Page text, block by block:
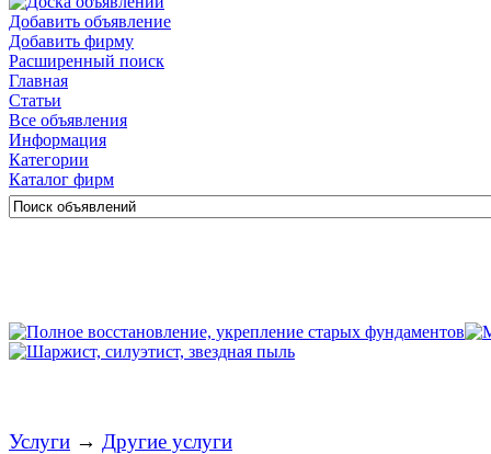
Добавить объявление
Добавить фирму
Расширенный поиск
Главная
Статьи
Все объявления
Информация
Категории
Каталог фирм
Услуги → Другие услуги